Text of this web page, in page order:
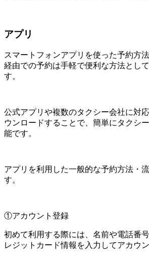
アプリ
スマートフォンアプリを使った予約方
経由での予約は手軽で便利な方法とし
す。
公式アプリや複数のタクシー会社に対
ウンロードすることで、簡単にタクシ
能です。
アプリを利用した一般的な予約方法・
す。
①アカウント登録
初めて利用する際には、名前や電話番
レジットカード情報を入力してアカウ